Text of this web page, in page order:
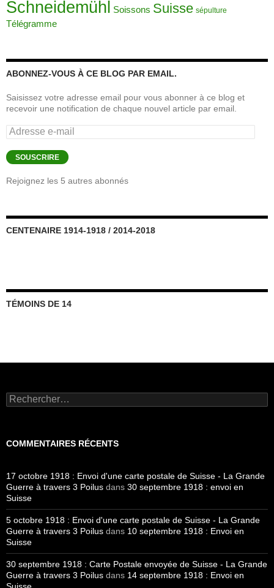
Schneidemühl Soissons Suisse sépulture
Télégramme
ABONNEZ-VOUS À CE BLOG PAR EMAIL.
Saisissez votre adresse email pour vous abonner à ce blog et
recevoir une notification de chaque nouvel article par email.
Adresse
e-
mail
SOUSCRIRE
Rejoignez les 5 autres abonnés
CENTENAIRE 1914-1918 / 2014-2018
TÉMOINS DE 14
Rechercher :
COMMENTAIRES RÉCENTS
17 octobre 1918 : Envoi d'une carte postale de Suisse - La Grande
Guerre à travers 3 Poilus dans 30 septembre 1918 : envoi en
Suisse
5 octobre 1918 : Envoi d'une carte postale de Suisse - La Grande
Guerre à travers 3 Poilus dans 10 septembre 1918 : Envoi en
Suisse
30 septembre 1918 : Carte Postale envoyée de Suisse - La Grande
Guerre à travers 3 Poilus dans 14 septembre 1918 : Envoi en